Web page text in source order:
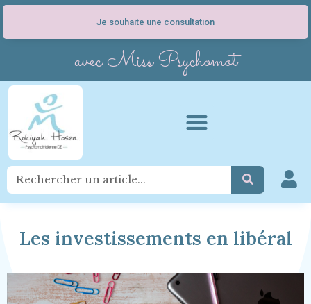
Je souhaite une consultation
avec Miss Psychomot
Les investissements en libéral